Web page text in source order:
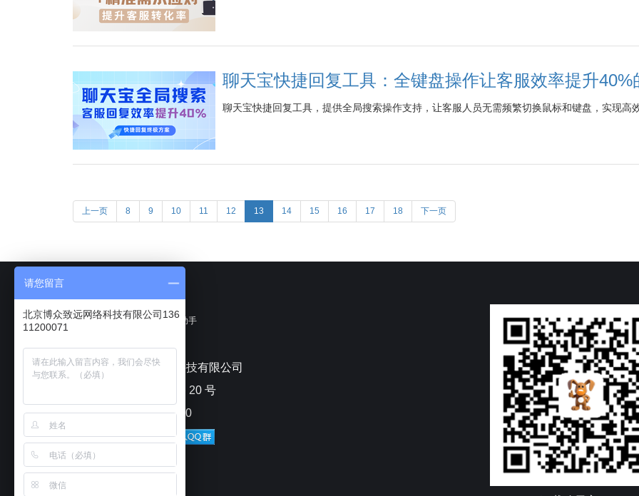
聊天宝快捷回复工具：全键盘操作让客服效率提升40%
聊天宝快捷回复工具，提供全局搜索操作支持，让客服人员无需频繁切换鼠标和键盘，实现高
上一页 8 9 10 11 12 13 14 15 16 17 18 下一页
聊天宝客服聊天助手
北京博众致远网络科技有限公司
北京市朝阳区安苑路 20 号
电话：010-82433070
请您留言
北京博众致远网络科技有限公司136
11200071